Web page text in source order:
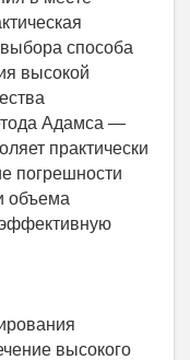
способа
высокой
Адамса —
практически
погрешности
объема
высокого